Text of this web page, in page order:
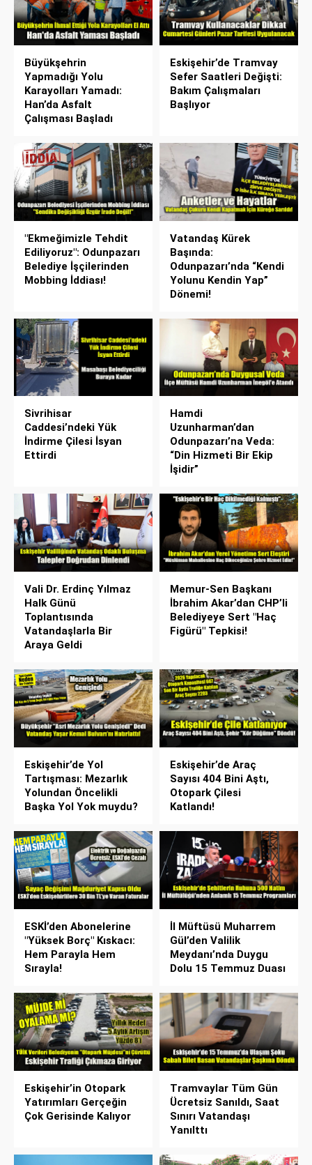
Büyükşehrin
Yapmadığı Yolu
Karayolları Yamadı:
Han’da Asfalt
Çalışması Başladı
Eskişehir’de Tramvay
Sefer Saatleri Değişti:
Bakım Çalışmaları
Başlıyor
"Ekmeğimizle Tehdit
Ediliyoruz": Odunpazarı
Belediye İşçilerinden
Mobbing İddiası!
Vatandaş Kürek
Başında:
Odunpazarı’nda “Kendi
Yolunu Kendin Yap”
Dönemi!
Sivrihisar
Caddesi’ndeki Yük
İndirme Çilesi İsyan
Ettirdi
Hamdi
Uzunharman’dan
Odunpazarı’na Veda:
“Din Hizmeti Bir Ekip
İşidir”
Vali Dr. Erdinç Yılmaz
Halk Günü
Toplantısında
Vatandaşlarla Bir
Araya Geldi
Memur-Sen Başkanı
İbrahim Akar’dan CHP’li
Belediyeye Sert "Haç
Figürü" Tepkisi!
Eskişehir’de Yol
Tartışması: Mezarlık
Yolundan Öncelikli
Başka Yol Yok muydu?
Eskişehir’de Araç
Sayısı 404 Bini Aştı,
Otopark Çilesi
Katlandı!
ESKİ’den Abonelerine
"Yüksek Borç" Kıskacı:
Hem Parayla Hem
Sırayla!
İl Müftüsü Muharrem
Gül’den Valilik
Meydanı’nda Duygu
Dolu 15 Temmuz Duası
Eskişehir’in Otopark
Yatırımları Gerçeğin
Çok Gerisinde Kalıyor
Tramvaylar Tüm Gün
Ücretsiz Sanıldı, Saat
Sınırı Vatandaşı
Yanılttı